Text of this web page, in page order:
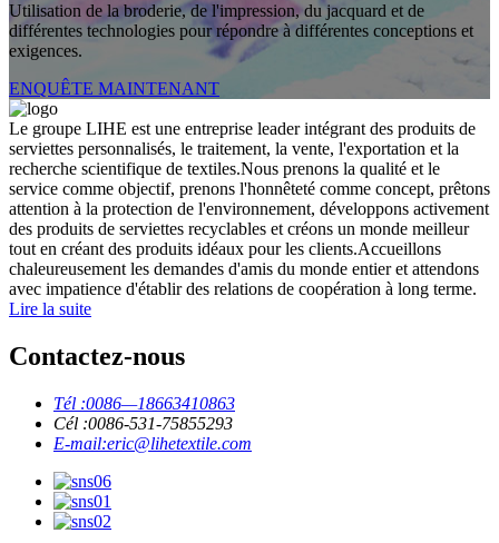
Utilisation de la broderie, de l'impression, du jacquard et de
différentes technologies pour répondre à différentes conceptions et
exigences.
ENQUÊTE MAINTENANT
Le groupe LIHE est une entreprise leader intégrant des produits de
serviettes personnalisés, le traitement, la vente, l'exportation et la
recherche scientifique de textiles.Nous prenons la qualité et le
service comme objectif, prenons l'honnêteté comme concept, prêtons
attention à la protection de l'environnement, développons activement
des produits de serviettes recyclables et créons un monde meilleur
tout en créant des produits idéaux pour les clients.Accueillons
chaleureusement les demandes d'amis du monde entier et attendons
avec impatience d'établir des relations de coopération à long terme.
Lire la suite
Contactez-nous
Tél :0086—18663410863
Cél :0086-531-75855293
E-mail:eric@lihetextile.com